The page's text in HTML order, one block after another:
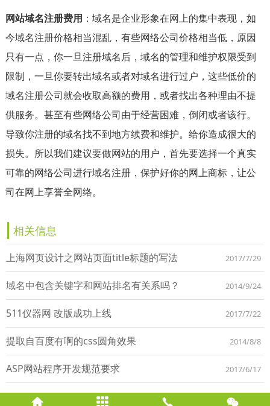
网站域名注册费用 ：域名是企业形象在网上的集中表现，如
今域名注册价格相当混乱，有些网络公司价格相当低，原因
只有一点，你一旦注册域名后，域名的管理和维护权限受到
限制，一旦你要转出域名或者对域名进行过户，这些低价的
域名注册公司就会收取高额的费用，或者找出各种理由不提
供服务。甚至有些网络公司由于经营困难，倒闭或者该行。
导致你注册的域名找不到地方续费和维护。给你造成很大的
损失。所以我们建议要做网站的用户，首先要选择一个真实
可靠的网络公司进行域名注册，保护好你的网上商标，让公
司在网上享誉全网络。
相关信息
上海网页设计之网站页面title标题的写法 2017/7/29
域名中包含关键字和网站排名有关系吗？ 2014/9/24
511仪器网 改版成功上线 2017/7/22
提取自百度有啊的css圆角效果 2014/8/8
ASP网站程序开发规范要求 2017/6/17
   